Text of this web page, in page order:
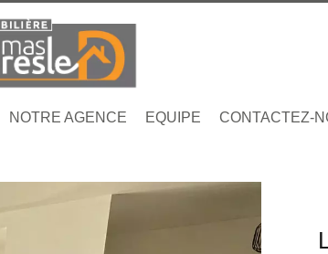
NOTRE AGENCE EQUIPE CONTACTEZ-